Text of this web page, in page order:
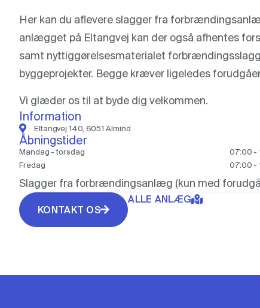
Her kan du aflevere slagger fra
anlægget på Eltangvej kan der også afhentes
samt nyttiggørelsesmaterialet
byggeprojekter. Begge kræver ligeledes
Vi glæder os til at byde dig velkommen.
Information
Eltangvej 140, 6051 Almind
Åbningstider
Mandag - torsdag
07:00 -
Fredag
07:00 -
Slagger fra forbrændingsanlæg (kun med
KONTAKT OS
ALLE ANLÆG